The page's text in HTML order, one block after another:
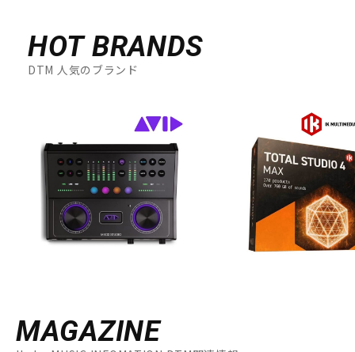
HOT BRANDS
DTM 人気のブランド
MAGAZINE